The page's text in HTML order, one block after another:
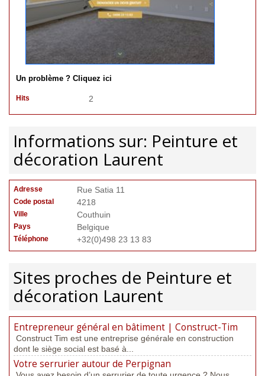
Un problème ? Cliquez ici
Hits 2
Informations sur: Peinture et
décoration Laurent
Adresse Rue Satia 11
Code postal 4218
Ville Couthuin
Pays Belgique
Téléphone +32(0)498 23 13 83
Sites proches de Peinture et
décoration Laurent
Entrepreneur général en bâtiment | Construct-Tim
Construct Tim est une entreprise générale en construction
dont le siège social est basé à...
Votre serrurier autour de Perpignan